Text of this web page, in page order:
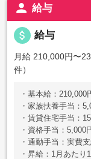
person 給与
attach_money 給与
月給 210,000円〜
件）
・基本給：210,000
・家族扶養手当：
・賃貸住宅手当：
・資格手当：5,000
・通勤手当：実費
・昇給：1月あたり